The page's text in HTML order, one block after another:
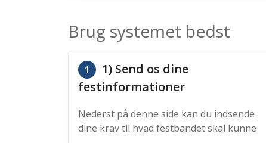
Brug systemet bedst
1
1) Send os dine
festinformationer
Nederst på denne side kan du indsende
dine krav til hvad festbandet skal kunne